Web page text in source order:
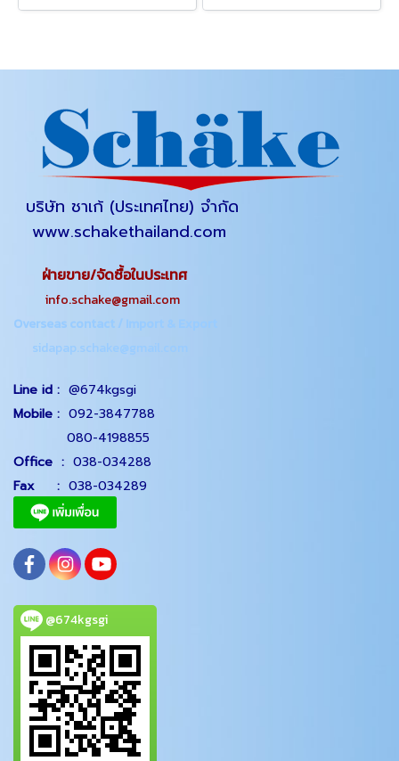
บริษัท ชาเก้ (ประเทศไทย) จำกัด
www.schakethailand.com
ฝ่ายขาย/จัดซื้อในประเทศ
info.schake@gmail.com
Overseas contact / Import & Export
sidapap.schake@gmail.com
Line id : @674kgsgi
Mobile : 092-3847788
080-4198855
Office : 038-034288
Fax : 038-034289
@674kgsgi